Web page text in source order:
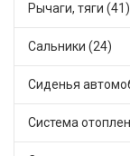
Рычаги, тяги (41)
Сальники (24)